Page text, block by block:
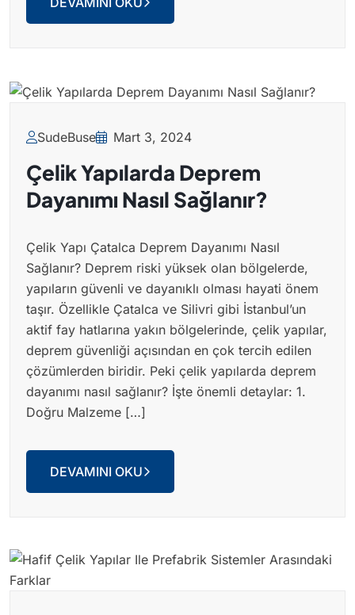
SudeBuse Mart 3, 2024
Çelik Yapılarda Deprem
Dayanımı Nasıl Sağlanır?
Çelik Yapı Çatalca Deprem Dayanımı Nasıl
Sağlanır? Deprem riski yüksek olan bölgelerde,
yapıların güvenli ve dayanıklı olması hayati önem
taşır. Özellikle Çatalca ve Silivri gibi İstanbul’un
aktif fay hatlarına yakın bölgelerinde, çelik yapılar,
deprem güvenliği açısından en çok tercih edilen
çözümlerden biridir. Peki çelik yapılarda deprem
dayanımı nasıl sağlanır? İşte önemli detaylar: 1.
Doğru Malzeme […]
DEVAMINI OKU